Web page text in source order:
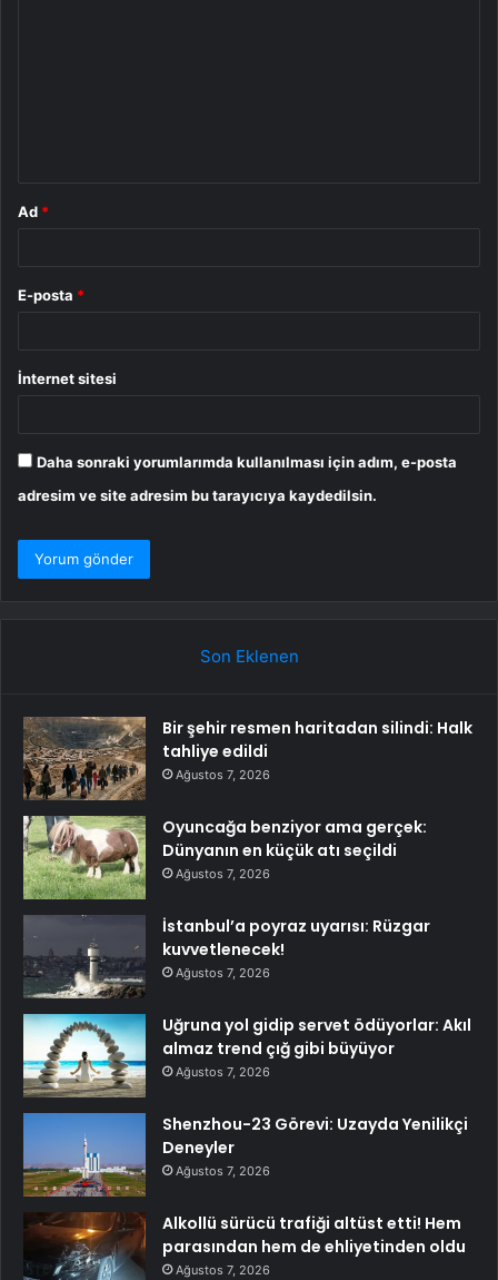
Ad *
E-posta *
İnternet sitesi
Daha sonraki yorumlarımda kullanılması için adım, e-posta
adresim ve site adresim bu tarayıcıya kaydedilsin.
Son Eklenen
Bir şehir resmen haritadan silindi: Halk
tahliye edildi
Ağustos 7, 2026
Oyuncağa benziyor ama gerçek:
Dünyanın en küçük atı seçildi
Ağustos 7, 2026
İstanbul’a poyraz uyarısı: Rüzgar
kuvvetlenecek!
Ağustos 7, 2026
Uğruna yol gidip servet ödüyorlar: Akıl
almaz trend çığ gibi büyüyor
Ağustos 7, 2026
Shenzhou-23 Görevi: Uzayda Yenilikçi
Deneyler
Ağustos 7, 2026
Alkollü sürücü trafiği altüst etti! Hem
parasından hem de ehliyetinden oldu
Ağustos 7, 2026